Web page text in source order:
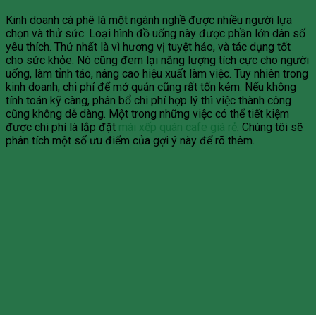
Kinh doanh cà phê là một ngành nghề được nhiều người lựa
chọn và thử sức. Loại hình đồ uống này được phần lớn dân số
yêu thích. Thứ nhất là vì hương vị tuyệt hảo, và tác dụng tốt
cho sức khỏe. Nó cũng đem lại năng lượng tích cực cho người
uống, làm tỉnh táo, nâng cao hiệu xuất làm việc. Tuy nhiên trong
kinh doanh, chi phí để mở quán cũng rất tốn kém. Nếu không
tính toán kỹ càng, phân bổ chi phí hợp lý thì việc thành công
cũng không dễ dàng. Một trong những việc có thể tiết kiệm
được chi phí là lắp đặt mái xếp quán cafe giá rẻ . Chúng tôi sẽ
phân tích một số ưu điểm của gợi ý này để rõ thêm.